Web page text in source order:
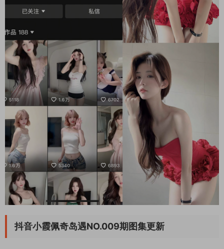
抖音小霞佩奇岛遇NO.009期图集更新